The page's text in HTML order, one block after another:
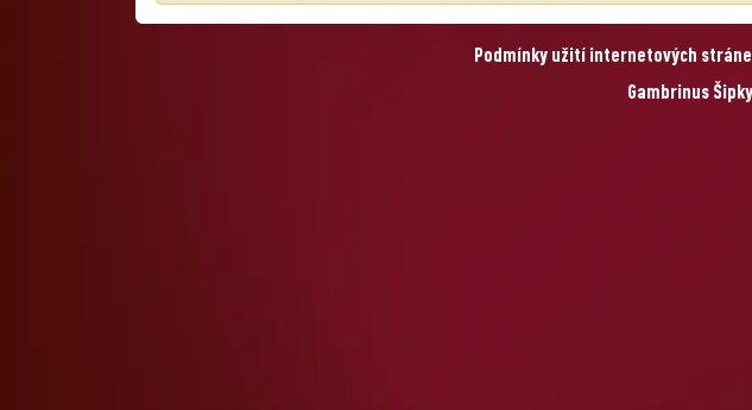
Podmínky užití internetových
Gambrinus